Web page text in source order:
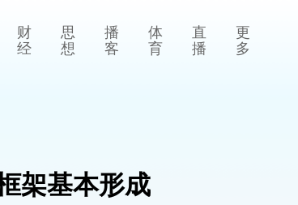
财
经
思
想
播
客
体
育
直
播
更
多
架基本形成